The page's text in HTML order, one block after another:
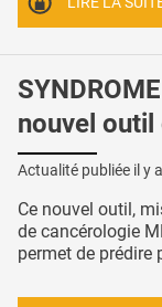
nouvel
Actualité publiée il y a
Ce nouvel outil,
de cancérologie
permet de prédire